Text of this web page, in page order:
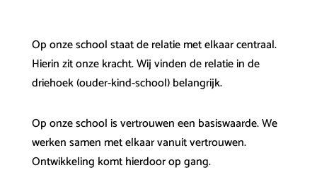
Op onze school staat de relatie met elkaar centraal.
Hierin zit onze kracht. Wij vinden de relatie in de
driehoek (ouder-kind-school) belangrijk.
Op onze school is vertrouwen een basiswaarde. We
werken samen met elkaar vanuit vertrouwen.
Ontwikkeling komt hierdoor op gang.